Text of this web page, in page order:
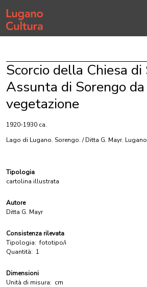
Home page
Scorcio della Chiesa
Assunta di Sorengo
vegetazione
1920-1930 ca.
Lago di Lugano. Sorengo. / Ditta G. Mayr.
Tipologia
cartolina illustrata
Autore
Ditta G. Mayr
Consistenza rilevata
Tipologia: fototipo/i
Quantità: 1
Dimensioni
Unità di misura: cm